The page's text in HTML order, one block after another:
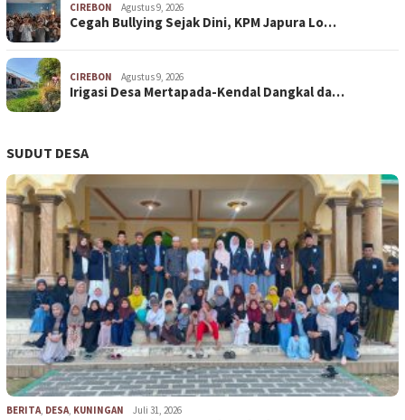
CIREBON Agustus 9, 2026
Cegah Bullying Sejak Dini, KPM Japura Lo…
CIREBON Agustus 9, 2026
Irigasi Desa Mertapada-Kendal Dangkal da…
SUDUT DESA
BERITA, DESA, KUNINGAN Juli 31, 2026